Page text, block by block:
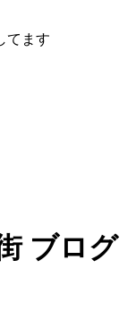
てます
ブログ